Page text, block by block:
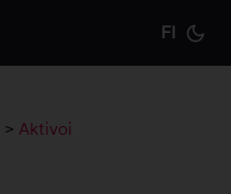
FI
> Aktivoi